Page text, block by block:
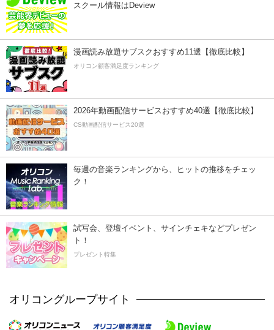
スクール情報はDeview
漫画読み放題サブスクおすすめ11選【徹底比較】
オリコン顧客満足度ランキング
2026年動画配信サービスおすすめ40選【徹底比較】
CS動画配信サービス20選
毎週の音楽ランキングから、ヒットの推移をチェッ
ク！
試写会、登壇イベント、サインチェキなどプレゼン
ト！
プレゼント特集
オリコングループサイト